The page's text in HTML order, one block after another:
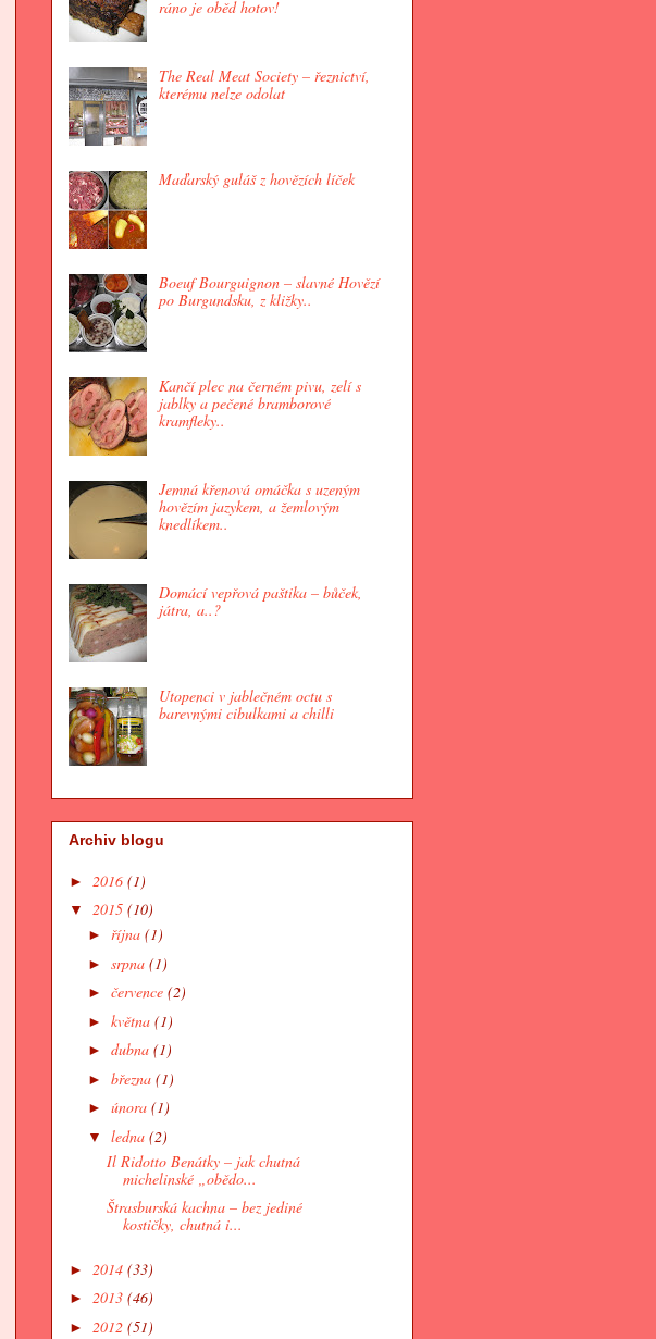
ráno je oběd hotov!
The Real Meat Society – řeznictví,
kterému nelze odolat
Maďarský guláš z hovězích líček
Boeuf Bourguignon – slavné Hovězí
po Burgundsku, z kližky..
Kančí plec na černém pivu, zelí s
jablky a pečené bramborové
kramfleky..
Jemná křenová omáčka s uzeným
hovězím jazykem, a žemlovým
knedlíkem..
Domácí vepřová paštika – bůček,
játra, a..?
Utopenci v jablečném octu s
barevnými cibulkami a chilli
Archiv blogu
► 2016 (1)
▼ 2015 (10)
► října (1)
► srpna (1)
► července (2)
► května (1)
► dubna (1)
► března (1)
► února (1)
▼ ledna (2)
Il Ridotto Benátky – jak chutná
michelinské „obědo...
Štrasburská kachna – bez jediné
kostičky, chutná i...
► 2014 (33)
► 2013 (46)
► 2012 (51)